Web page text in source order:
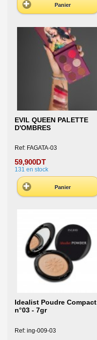
Panier
EVIL QUEEN PALETTE
D'OMBRES
Ref: FAGATA-03
59,900DT
131 en stock
Panier
Idealist Poudre Compact
n°03 - 7gr
Ref: ing-009-03